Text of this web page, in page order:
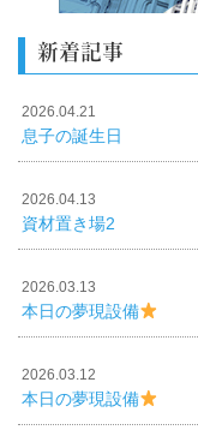
新着記事
2026.04.21
息子の誕生日
2026.04.13
資材置き場2
2026.03.13
本日の夢現設備
2026.03.12
本日の夢現設備